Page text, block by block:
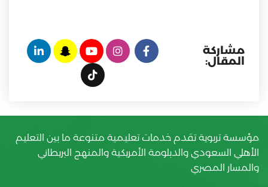
مشاركة
المقال:
مؤسسة تربوية تقدم خدمات تعليمية متنوعة ما بين التعليم
الأهلي السعودي والدبلومة الأمريكية والمنهج البريطاني
والمسار المصري